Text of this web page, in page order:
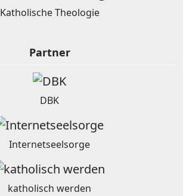
Katholische Theologie
Partner
DBK
Internetseelsorge
katholisch werden